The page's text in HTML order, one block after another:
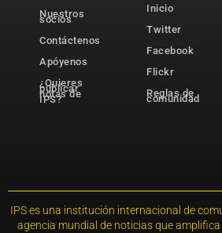
Nuestros
socios
Contáctenos
Apóyenos
¿Quieres
publicar
notas de
IPS?
Inicio
Twitter
Facebook
Flickr
Reglas de
comunidad
IPS es una institución internacional de
agencia mundial de noticias que amplifica